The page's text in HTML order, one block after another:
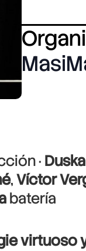
·
,Víctor
batería
virtuoso